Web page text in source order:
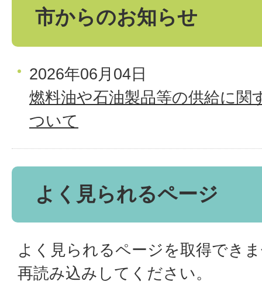
市からのお知らせ
2026年06月04日
燃料油や石油製品等の供給に関
ついて
よく見られるページ
よく見られるページを取得でき
再読み込みしてください。